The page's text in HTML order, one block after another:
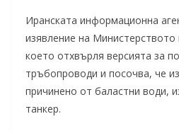
Иранската информационна
изявление на Министерството
което отхвърля версията за
тръбопроводи и посочва, че
причинено от баластни води,
танкер.